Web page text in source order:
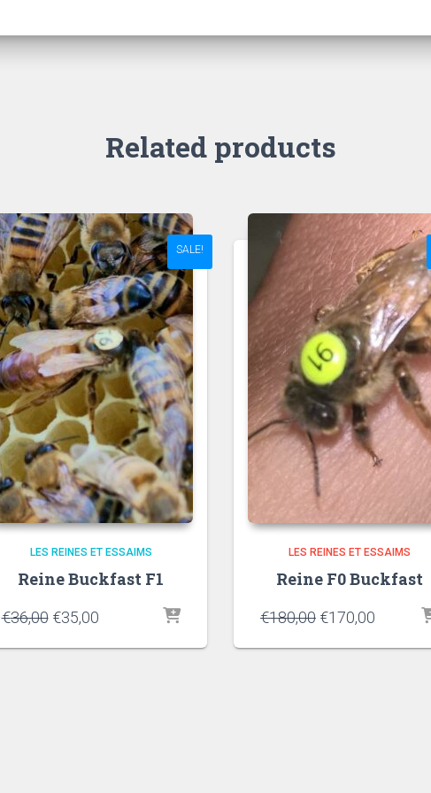
Related products
SALE!
LES REINES ET ESSAIMS
Reine Buckfast F1
€36,00 €35,00
LES REINES ET ESSAIMS
Reine F0 Buckfast
€180,00 €170,00